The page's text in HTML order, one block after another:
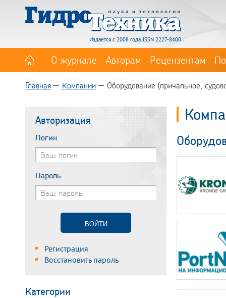
Издается с 2008 года. ISSN 2227-8400
О журнале Авторам Рецензентам
Главная Компании Оборудование (причальное,
Авторизация
Логин
Пароль
ВОЙТИ
Регистрация
Восстановить пароль
Категории